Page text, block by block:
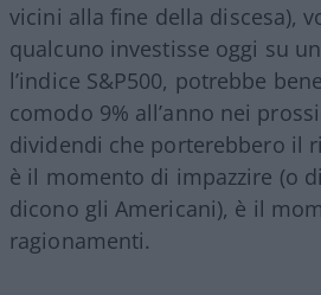
vicini alla fine della discesa),
qualcuno investisse oggi su
l’indice S&P500, potrebbe
comodo 9% all’anno nei
dividendi che porterebbero il
è il momento di impazzire (o
dicono gli Americani), è il
ragionamenti.